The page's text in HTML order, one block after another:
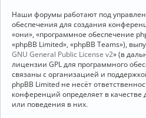
Наши форумы работают под
обеспечения для создания
«они», «программное обеспечение
«phpBB Limited», «phpBB Teams»),
GNU General Public License v2» (в
лицензии GPL для программного
связаны с организацией и
phpBB Limited не несёт
конференций определяет в
или поведения в них.